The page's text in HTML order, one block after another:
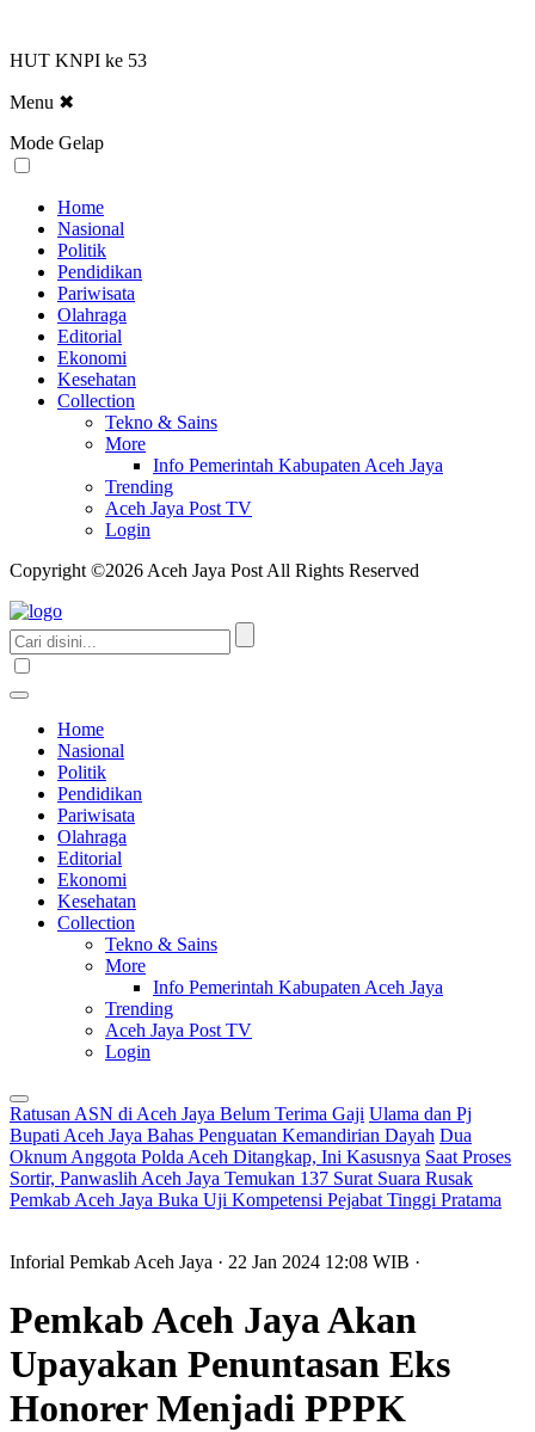
HUT KNPI ke 53
Menu ✖
Mode Gelap
Home
Nasional
Politik
Pendidikan
Pariwisata
Olahraga
Editorial
Ekonomi
Kesehatan
Collection
Tekno & Sains
More
Info Pemerintah Kabupaten Aceh Jaya
Trending
Aceh Jaya Post TV
Login
Copyright ©2026 Aceh Jaya Post All Rights Reserved
Home
Nasional
Politik
Pendidikan
Pariwisata
Olahraga
Editorial
Ekonomi
Kesehatan
Collection
Tekno & Sains
More
Info Pemerintah Kabupaten Aceh Jaya
Trending
Aceh Jaya Post TV
Login
Ratusan ASN di Aceh Jaya Belum Terima Gaji Ulama dan Pj
Bupati Aceh Jaya Bahas Penguatan Kemandirian Dayah Dua
Oknum Anggota Polda Aceh Ditangkap, Ini Kasusnya Saat Proses
Sortir, Panwaslih Aceh Jaya Temukan 137 Surat Suara Rusak
Pemkab Aceh Jaya Buka Uji Kompetensi Pejabat Tinggi Pratama
Inforial Pemkab Aceh Jaya · 22 Jan 2024 12:08 WIB ·
Pemkab Aceh Jaya Akan
Upayakan Penuntasan Eks
Honorer Menjadi PPPK